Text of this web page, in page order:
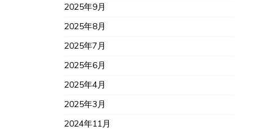
2025年9月
2025年8月
2025年7月
2025年6月
2025年4月
2025年3月
2024年11月